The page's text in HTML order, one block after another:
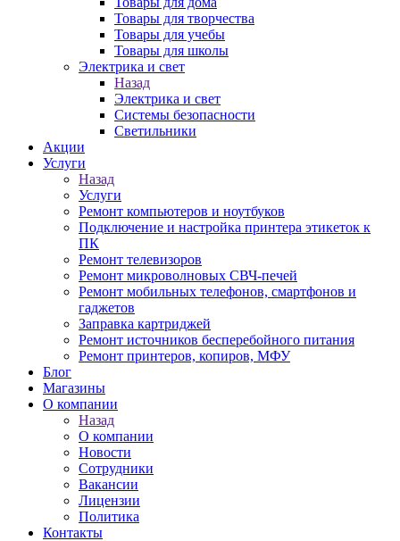
Товары для творчества
Товары для учебы
Товары для школы
Электрика и свет
Назад
Электрика и свет
Системы безопасности
Светильники
Акции
Услуги
Назад
Услуги
Ремонт компьютеров и ноутбуков
Подключение и настройка принтера этикеток к
ПК
Ремонт телевизоров
Ремонт микроволновых СВЧ-печей
Ремонт мобильных телефонов, смартфонов и
гаджетов
Заправка картриджей
Ремонт источников бесперебойного питания
Ремонт принтеров, копиров, МФУ
Блог
Магазины
О компании
Назад
О компании
Новости
Сотрудники
Вакансии
Лицензии
Политика
Контакты